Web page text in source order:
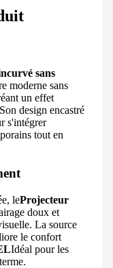
sans
moderne sans
un effet
design encastré
s'intégrer
tout en
leProjecteur
doux et
La source
le confort
Idéal pour les